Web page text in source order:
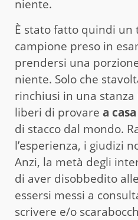
niente.
È stato fatto quindi un
campione preso in
prendersi una
niente. Solo che
rinchiusi in una
liberi di provare a casa
di stacco dal mondo.
l’esperienza, i giudizi
Anzi, la metà degli
di aver disobbedito
essersi messi a
scrivere e/o